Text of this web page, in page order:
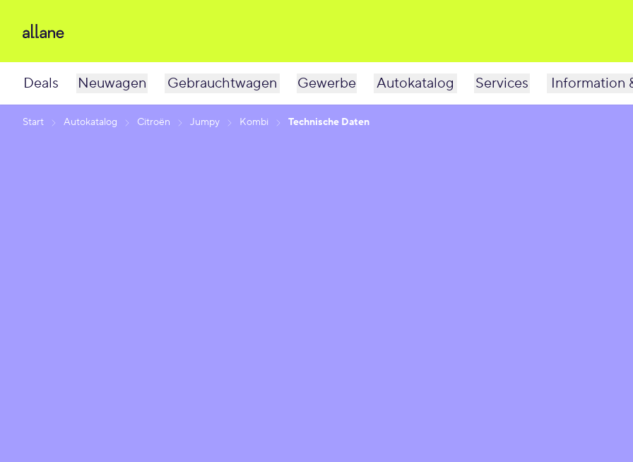
Deals Neuwagen Gebrauchtwagen Gewerbe Autokatalog Services Information
Start Autokatalog Citroën Jumpy Kombi Technische Daten